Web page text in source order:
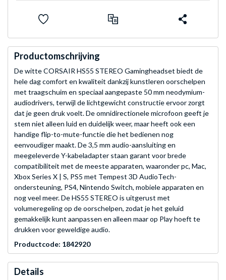
Productomschrijving
De witte CORSAIR HS55 STEREO Gamingheadset biedt de
hele dag comfort en kwaliteit dankzij kunstleren oorschelpen
met traagschuim en speciaal aangepaste 50 mm neodymium-
audiodrivers, terwijl de lichtgewicht constructie ervoor zorgt
dat je geen druk voelt. De omnidirectionele microfoon geeft je
stem niet alleen luid en duidelijk weer, maar heeft ook een
handige flip-to-mute-functie die het bedienen nog
eenvoudiger maakt. De 3,5 mm audio-aansluiting en
meegeleverde Y-kabeladapter staan garant voor brede
compatibiliteit met de meeste apparaten, waaronder pc, Mac,
Xbox Series X | S, PS5 met Tempest 3D AudioTech-
ondersteuning, PS4, Nintendo Switch, mobiele apparaten en
nog veel meer. De HS55 STEREO is uitgerust met
volumeregeling op de oorschelpen, zodat je het geluid
gemakkelijk kunt aanpassen en alleen maar op Play hoeft te
drukken voor geweldige audio.
Productcode: 1842920
Details